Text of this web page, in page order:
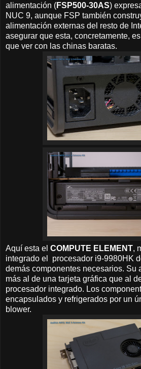
alimentación (FSP500-30AS)
NUC 9, aunque FSP también
alimentación externas del resto de
asegurar que esta, concretamente,
que ver con las chinas baratas.
Aquí esta el COMPUTE ELEMENT,
integrado el procesador i9-9980HK
demás componentes necesarios. Su
más al de una tarjeta gráfica que al
procesador integrado. Los
encapsulados y refrigerados por un
blower.